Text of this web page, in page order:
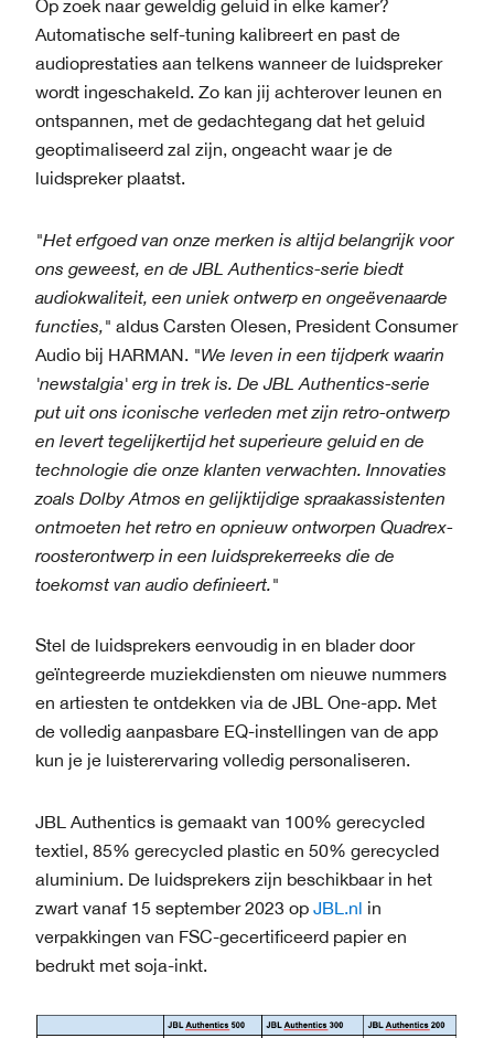
Op zoek naar geweldig geluid in elke kamer?
Automatische self-tuning kalibreert en past de
audioprestaties aan telkens wanneer de luidspreker
wordt ingeschakeld. Zo kan jij achterover leunen en
ontspannen, met de gedachtegang dat het geluid
geoptimaliseerd zal zijn, ongeacht waar je de
luidspreker plaatst.
"Het erfgoed van onze merken is altijd belangrijk voor
ons geweest, en de JBL Authentics-serie biedt
audiokwaliteit, een uniek ontwerp en ongeëvenaarde
functies," aldus Carsten Olesen, President Consumer
Audio bij HARMAN. "We leven in een tijdperk waarin
'newstalgia' erg in trek is. De JBL Authentics-serie
put uit ons iconische verleden met zijn retro-ontwerp
en levert tegelijkertijd het superieure geluid en de
technologie die onze klanten verwachten. Innovaties
zoals Dolby Atmos en gelijktijdige spraakassistenten
ontmoeten het retro en opnieuw ontworpen Quadrex-
roosterontwerp in een luidsprekerreeks die de
toekomst van audio definieert."
Stel de luidsprekers eenvoudig in en blader door
geïntegreerde muziekdiensten om nieuwe nummers
en artiesten te ontdekken via de JBL One-app. Met
de volledig aanpasbare EQ-instellingen van de app
kun je je luisterervaring volledig personaliseren.
JBL Authentics is gemaakt van 100% gerecycled
textiel, 85% gerecycled plastic en 50% gerecycled
aluminium. De luidsprekers zijn beschikbaar in het
zwart vanaf 15 september 2023 op JBL.nl in
verpakkingen van FSC-gecertificeerd papier en
bedrukt met soja-inkt.